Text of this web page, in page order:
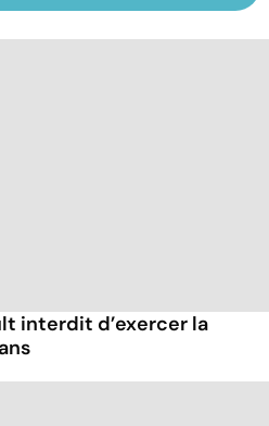
interdit d’exercer la